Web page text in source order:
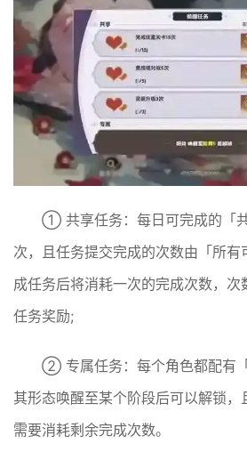
① 共享任务：每日可完成的「
次，且任务提交完成的次数由「所
成任务后将消耗一次的完成次数，
任务奖励;
② 专属任务：每个角色都配有
其形态唤醒至某个阶段后可以解锁，
需要消耗剩余完成次数。